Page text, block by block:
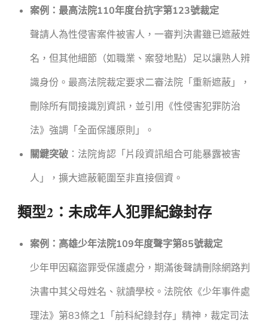
案例：最高法院110年度台抗字第123號裁定
聲請人為性侵害案件被害人，一審判決書雖已遮蔽姓
名，但其他細節（如職業、案發地點）足以讓熟人辨
識身份。最高法院裁定要求二審法院「重新遮蔽」，
刪除所有間接識別資訊，並引用《性侵害犯罪防治
法》強調「全面保護原則」。
關鍵突破：法院肯認「片段資訊組合可能暴露被害
人」，擴大遮蔽範圍至非直接個資。
類型2：未成年人犯罪紀錄封存
案例：高雄少年法院109年度聲字第85號裁定
少年甲因竊盜罪受保護處分，期滿後聲請刪除網路判
決書中其父母姓名、就讀學校。法院依《少年事件處
理法》第83條之1「前科紀錄封存」精神，裁定司法